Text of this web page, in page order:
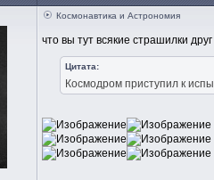
Космонавтика и Астрономия
что вы тут всякие страшилки
Цитата:
Космодром приступил к